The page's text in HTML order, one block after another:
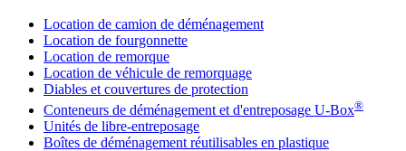
Location de camion de déménagement
Location de fourgonnette
Location de remorque
Location de véhicule de remorquage
Diables et couvertures de protection
Conteneurs de déménagement et d'entreposage U-Box®
Unités de libre-entreposage
Boîtes de déménagement réutilisables en plastique